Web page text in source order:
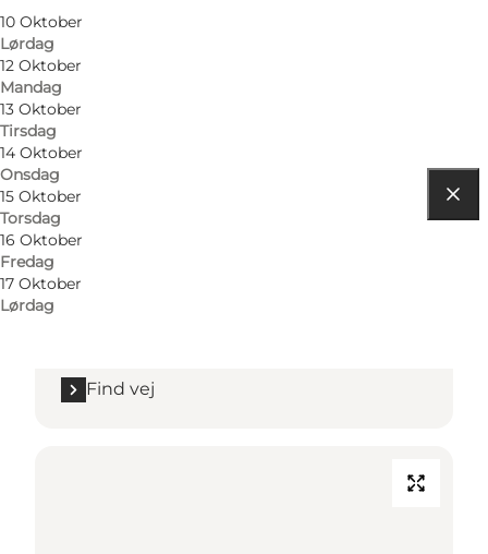
10 Oktober
Lørdag
12 Oktober
Mandag
13 Oktober
Tirsdag
14 Oktober
Onsdag
15 Oktober
Torsdag
16 Oktober
Fredag
17 Oktober
Lørdag
Find vej